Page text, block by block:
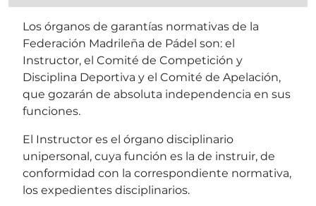
Los órganos de garantías normativas de la
Federación Madrileña de Pádel son: el
Instructor, el Comité de Competición y
Disciplina Deportiva y el Comité de Apelación,
que gozarán de absoluta independencia en sus
funciones.
El Instructor es el órgano disciplinario
unipersonal, cuya función es la de instruir, de
conformidad con la correspondiente normativa,
los expedientes disciplinarios.